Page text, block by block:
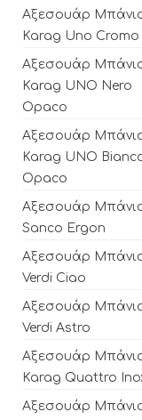
Αξεσουάρ
Karag Uno Cromo
Αξεσουάρ
Karag UNO Nero
Opaco
Αξεσουάρ
Karag UNO
Opaco
Αξεσουάρ
Sanco Ergon
Αξεσουάρ
Verdi Ciao
Αξεσουάρ
Verdi Astro
Αξεσουάρ
Karag Quattro
Αξεσουάρ